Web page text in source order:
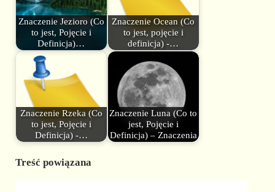
Znaczenie Jezioro (Co
to jest, Pojęcie i
Definicja)…
Znaczenie Ocean (Co
to jest, pojęcie i
definicja) -…
Znaczenie Rzeka (Co
to jest, Pojęcie i
Definicja) -…
Znaczenie Luna (Co to
jest, Pojęcie i
Definicja) – Znaczenia
Treść powiązana